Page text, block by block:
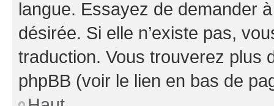
langue. Essayez de demander
désirée. Si elle n’existe pas,
traduction. Vous trouverez plus
phpBB (voir le lien en bas de